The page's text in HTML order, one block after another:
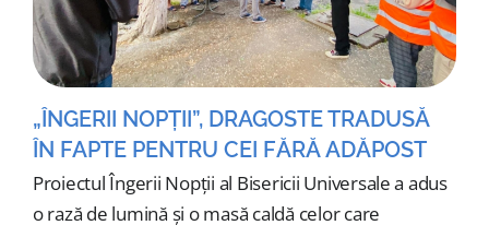
„ÎNGERII NOPȚII”, DRAGOSTE TRADUSĂ
ÎN FAPTE PENTRU CEI FĂRĂ ADĂPOST
Proiectul Îngerii Nopții al Bisericii Universale a adus
o rază de lumină și o masă caldă celor care